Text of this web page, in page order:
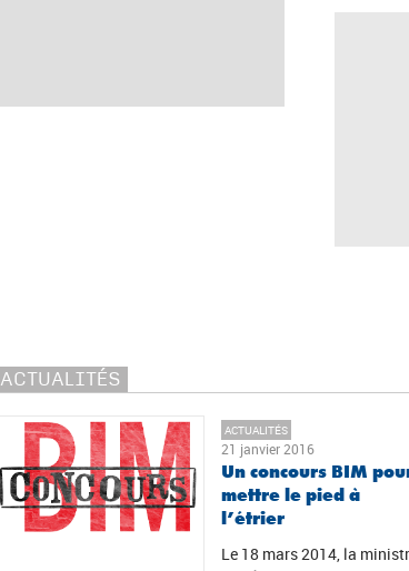
ACTUALITÉS
ACTUALITÉS
21 janvier 2016
Un concours BIM
mettre le pied à
l’étrier
Le 18 mars 2014, la